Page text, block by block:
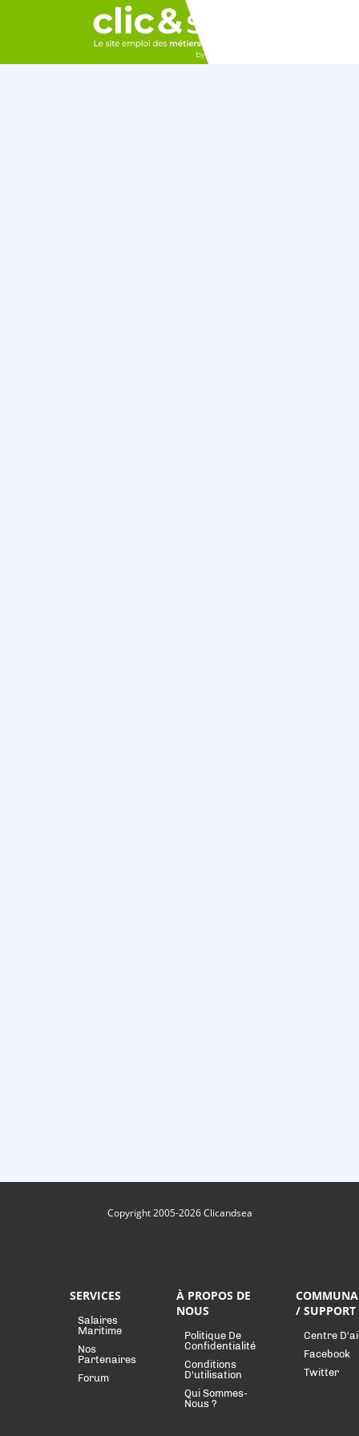
Copyright 2005-2026 Clicandsea
SERVICES
Salaires
Maritime
Nos
Partenaires
Forum
À PROPOS DE
NOUS
Politique De
Confidentialité
Conditions
D'utilisation
Qui Sommes-
Nous ?
/ SUPPORT
Centre
Facebook
Twitter